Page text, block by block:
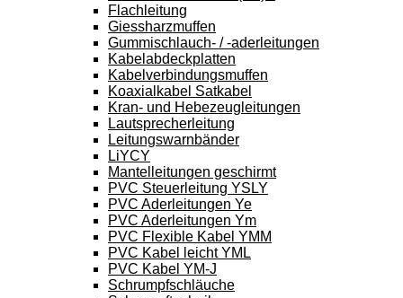
Flachleitung
Giessharzmuffen
Gummischlauch- / -aderleitungen
Kabelabdeckplatten
Kabelverbindungsmuffen
Koaxialkabel Satkabel
Kran- und Hebezeugleitungen
Lautsprecherleitung
Leitungswarnbänder
LiYCY
Mantelleitungen geschirmt
PVC Steuerleitung YSLY
PVC Aderleitungen Ye
PVC Aderleitungen Ym
PVC Flexible Kabel YMM
PVC Kabel leicht YML
PVC Kabel YM-J
Schrumpfschläuche